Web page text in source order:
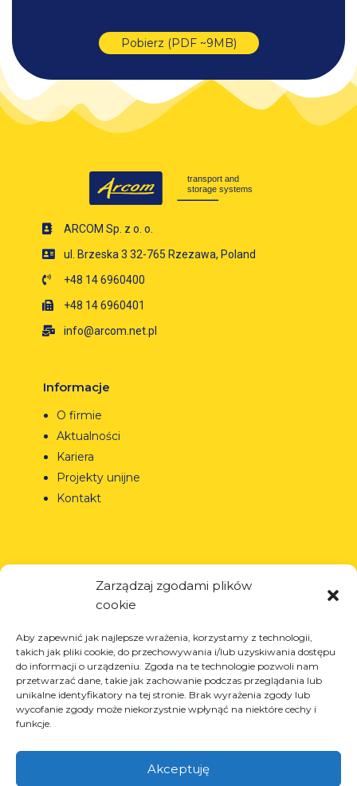
Zarządzaj zgodami plików
cookie
Aby zapewnić jak najlepsze wrażenia, korzystamy z technologii,
takich jak pliki cookie, do przechowywania i/lub uzyskiwania dostępu
do informacji o urządzeniu. Zgoda na te technologie pozwoli nam
przetwarzać dane, takie jak zachowanie podczas przeglądania lub
unikalne identyfikatory na tej stronie. Brak wyrażenia zgody lub
wycofanie zgody może niekorzystnie wpłynąć na niektóre cechy i
funkcje.
Akceptuję
Pobierz (PDF ~9MB)
ARCOM Sp. z o. o.
ul. Brzeska 3 32-765 Rzezawa, Poland
+48 14 6960400
+48 14 6960401
info@arcom.net.pl
Informacje
O firmie
Aktualności
Kariera
Projekty unijne
Kontakt
Rozwiązania dla przemysłu oponiarskiego
gazowego
Rozwiązania dla transportu i logistyki
Rozwiązania dla przemysłu motoryzacyjnego
Usługi